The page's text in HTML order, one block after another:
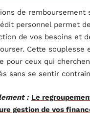
de remboursement
personnel permet
de vos besoins et
Cette souplesse
pour ceux qui
sans se sentir
: Le
gestion de vos